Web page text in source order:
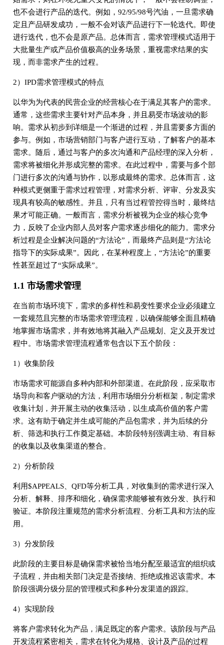
也不会进行产品的迭代。例如，92/95/98号汽油，一旦需求确
定且产品研发成功，一般不会对该产品进行下一轮迭代。即使
进行迭代，也不会是原产品。总体而言，需求管理模式适用于
大批量生产或产品价值极高的业务场景，重视需求结果的实
现，而非需求产生的过程。
2）IPD需求管理模式的特点
以华为为代表的民营企业的经营核心在于满足其客户的需求。
通常，这些需求主要针对产品本身，并且易受市场波动的影
响。需求从初步到详细是一个渐进的过程，并且需要多方面的
参与。例如，市场营销部门与客户进行互动，了解客户的基本
需求。随后，通过与客户的多次沟通和产品经理的深入分析，
需求将被细化并形成完整的需求。在此过程中，需要与多个部
门进行多次的沟通与协作，以形成最终的需求。总体而言，这
种模式更侧重于需求过程管理，对需求分析、评审、分发及实
现具有较高的敏感性。并且，只有当过程管控得当时，最终结
果才可能正确。一般而言，需求分析被视为企业的核心竞争
力，反映了企业内部人员对客户需求逐步细化的能力。需求分
析过程是企业解决问题的“方法论”，而最终产品则是“方法论
指导下的实际成果”。因此，在某种程度上，“方法论”的重要
性甚至超过了“实际成果”。
1.1 市场需求管理
在当前市场环境下，需求的多样性和易变性要求企业必须建立
一套规范且完整的市场需求管理流程，以确保能够全面且精确
地掌握市场需求，并有效地将其融入产品规划、定义及开发过
程中。市场需求管理流程通常包含以下五个阶段：
1）收集阶段
市场需求可能源自多种内部和外部渠道。在此阶段，应采取市
场导向和客户驱动的方法，利用市场细分分析框架，制定需求
收集计划，并开展主动的收集活动，以生成高价值的客户需
求。这有助于确定并生成可能的产品包需求，并为后续的分
析、筛选和执行工作奠定基础。本阶段特别强调主动、有目标
的收集以及收集渠道的整合。
2）分析阶段
利用$APPEALS、QFD等分析工具，对收集到的需求进行深入
分析、解释、排序和细化，确保需求能够被有效分发、执行和
验证。本阶段注重规范的需求分析流程、分析工具和方法的应
用。
3）分发阶段
此阶段的主要目标是确保需求被恰当地分配至最适宜的组织或
子流程，并由相关部门决定是否接纳、拒绝或推迟该需求。本
阶段强调分级分层的管理模式和多种分发渠道的跟踪。
4）实现阶段
将客户需求转化为产品，满足既定的客户需求。该阶段与产品
开发流程紧密相关，需求在转化为规格、设计及产品的过程